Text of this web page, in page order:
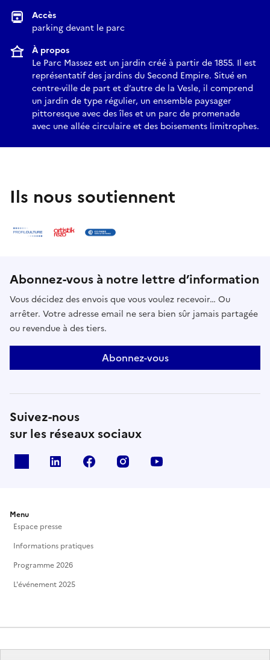
Accès
parking devant le parc
À propos
Le Parc Massez est un jardin créé à partir de 1855. Il est
représentatif des jardins du Second Empire. Situé en
centre-ville de part et d’autre de la Vesle, il comprend
un jardin de type régulier, un ensemble paysager
pittoresque avec des îles et un parc de promenade
avec une allée circulaire et des boisements limitrophes.
Ils nous soutiennent
Abonnez-vous à notre lettre d’information
Vous décidez des envois que vous voulez recevoir… Ou
arrêter. Votre adresse email ne sera bien sûr jamais partagée
ou revendue à des tiers.
Abonnez-vous
Suivez-nous
sur les réseaux sociaux
Linkedin Facebook Instagram
Menu
Espace presse
Informations pratiques
Programme 2026
L'événement 2025